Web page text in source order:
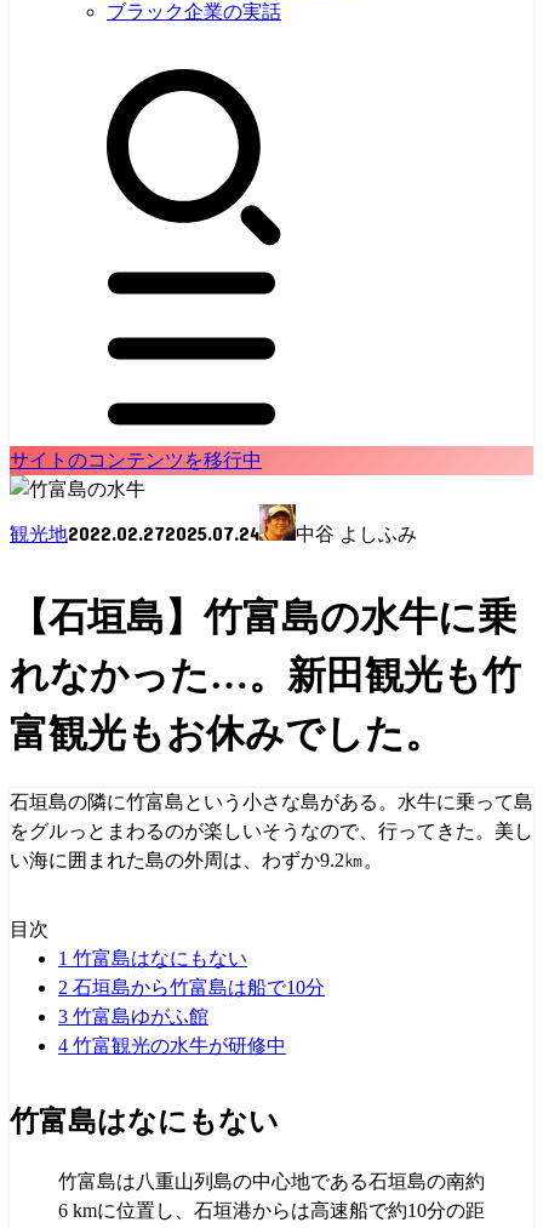
ブラック企業の実話
サイトのコンテンツを移行中
観光地2022.02.272025.07.24 中谷 よしふみ
【石垣島】竹富島の水牛に乗
れなかった…。新田観光も竹
富観光もお休みでした。
石垣島の隣に竹富島という小さな島がある。水牛に乗って島
をグルっとまわるのが楽しいそうなので、行ってきた。美し
い海に囲まれた島の外周は、わずか9.2㎞。
目次
1 竹富島はなにもない
2 石垣島から竹富島は船で10分
3 竹富島ゆがふ館
4 竹富観光の水牛が研修中
竹富島はなにもない
竹富島は八重山列島の中心地である石垣島の南約
6 kmに位置し、石垣港からは高速船で約10分の距